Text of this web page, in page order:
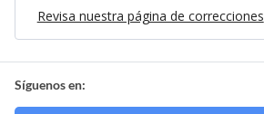
Revisa nuestra página de correcciones
Síguenos en: